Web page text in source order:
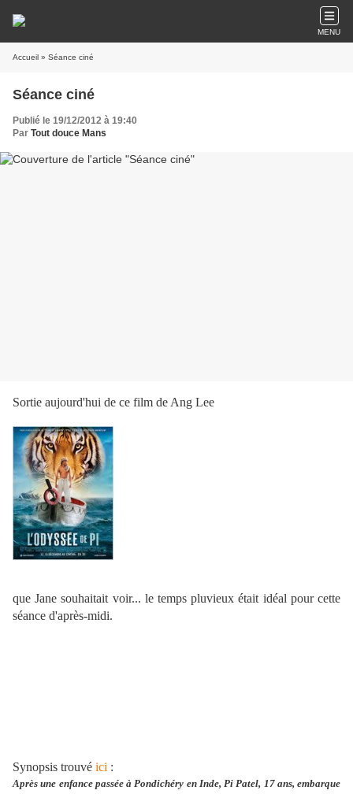
MENU
Accueil » Séance ciné
Séance ciné
Publié le 19/12/2012 à 19:40
Par Tout douce Mans
Sortie aujourd'hui de ce film de Ang Lee
que Jane souhaitait voir... le temps pluvieux était idéal pour cette
séance d'après-midi.
Synopsis trouvé ici :
Après une enfance passée à Pondichéry en Inde, Pi Patel, 17 ans, embarque